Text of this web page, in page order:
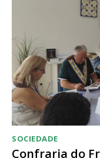
SOCIEDADE
Confraria do